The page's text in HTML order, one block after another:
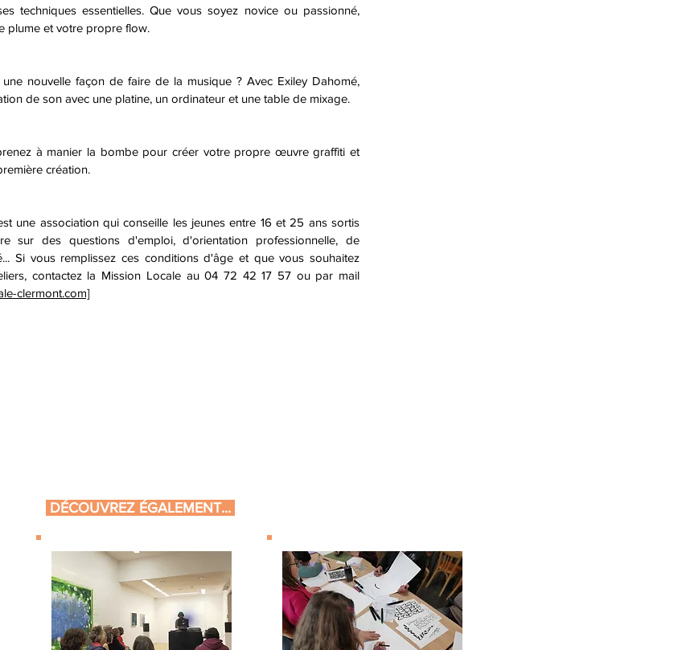
techniques essentielles. Que vous soyez novice ou passionné,
plume et votre propre flow.
nouvelle façon de faire de la musique ? Avec Exiley Dahomé,
de son avec une platine, un ordinateur et une table de mixage.
à manier la bombe pour créer votre propre œuvre graffiti et
création.
une association qui conseille les jeunes entre 16 et 25 ans sortis
sur des questions d'emploi, d'orientation professionnelle, de
Si vous remplissez ces conditions d'âge et que vous souhaitez
contactez la Mission Locale au 04 72 42 17 57 ou par mail
clermont.com]
DÉCOUVREZ ÉGALEMENT...